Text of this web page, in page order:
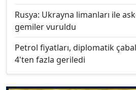
Rusya: Ukrayna limanları ile
gemiler vuruldu
Petrol fiyatları, diplomatik
4'ten fazla geriledi